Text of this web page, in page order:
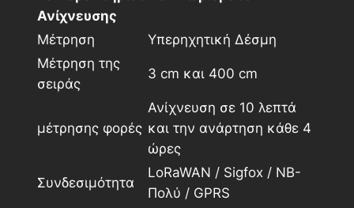
Ανίχνευσης
Μέτρηση
Υπερηχητική Δέσμη
Μέτρηση της
σειράς
3 cm και 400 cm
μέτρησης φορές
Ανίχνευση σε 10 λεπτά
και την ανάρτηση κάθε 4
ώρες
Συνδεσιμότητα
LoRaWAN / Sigfox / NB-
Πολύ / GPRS